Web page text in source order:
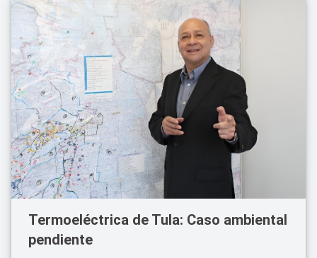
Termoeléctrica de Tula: Caso ambiental
pendiente